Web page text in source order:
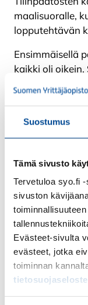
Suostumus
Tämä sivusto
Tervetuloa syo.fi
sivuston
Evästeet-sivulta
evästeet, jotka
toiminnan
maalisuoralle,
lopputehtävän
Ensimmäisellä
kaikki oli
Koin
on, että kaikki
korjataan virhe
uudestaan.